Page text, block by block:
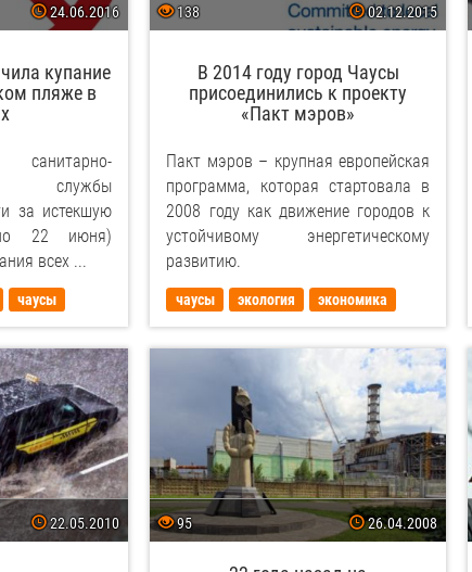
24.06.2016
купание
пляже в
службы
за истекшую
22 июня)
всех ...
чаусы
138 02.12.2015
В 2014 году город Чаусы
присоединились к проекту
«Пакт мэров»
Пакт мэров – крупная европейская
программа, которая стартовала в
2008 году как движение городов к
устойчивому энергетическому
развитию.
чаусы экология экономика
22.05.2010 95 26.04.2008